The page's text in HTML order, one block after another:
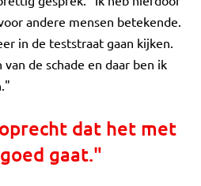
andere mensen betekende.
in de teststraat gaan kijken.
de schade en daar ben ik
dat het met
gaat."